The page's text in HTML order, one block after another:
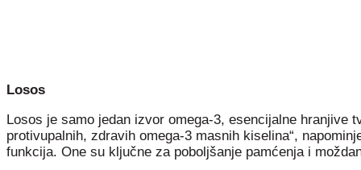
Losos
Losos je samo jedan izvor omega-3, esencijalne
protivupalnih, zdravih omega-3 masnih kiselina“,
funkcija. One su ključne za poboljšanje pamćenja i